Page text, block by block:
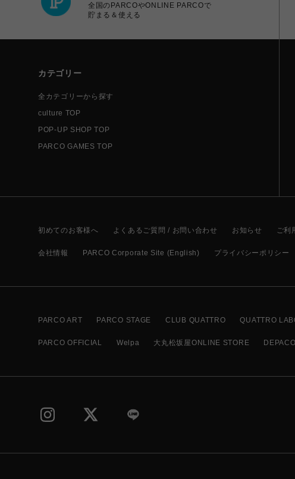
全国のPARCOやONLINE PARCOで
貯まる＆使える
カテゴリー
全カテゴリーから探す
culture TOP
POP-UP SHOP TOP
PARCO GAMES TOP
初めてのお客様へ よくあるご質問 / お問い合わせ お知らせ ご利
会社情報 PARCO Corporate Site (English) プライバシーポリシー
PARCO ART PARCO STAGE CLUB QUATTRO QUATTRO
PARCO OFFICIAL Welpa 大丸松坂屋ONLINE STORE DEPACO